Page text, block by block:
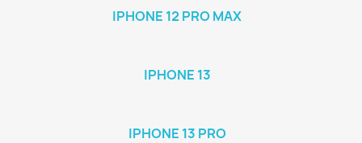
IPHONE 12 PRO MAX
IPHONE 13
IPHONE 13 PRO